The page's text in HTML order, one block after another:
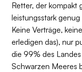
Retter, der kompakt
leistungsstark
Keine Verträge,
erledigen das), nur
die 99% des
Schwarzen Meeres